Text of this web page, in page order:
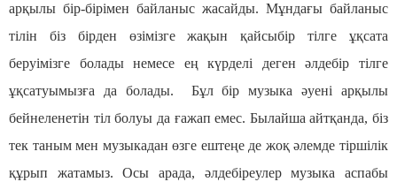
арқылы бір-бірімен байланыс жасайды. Мұндағы байланыс
тілін біз бірден өзімізге жақын қайсыбір тілге ұқсата
беруімізге болады немесе ең күрделі деген әлдебір тілге
ұқсатуымызға да болады. Бұл бір музыка әуені арқылы
бейнеленетін тіл болуы да ғажап емес. Былайша айтқанда, біз
тек таным мен музыкадан өзге ештеңе де жоқ әлемде тіршілік
құрып жатамыз. Осы арада, әлдебіреулер музыка аспабы